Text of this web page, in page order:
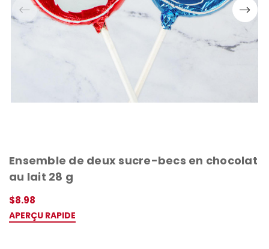
Ensemble de deux sucre-becs en chocolat
au lait 28 g
$8.98
APERÇU RAPIDE